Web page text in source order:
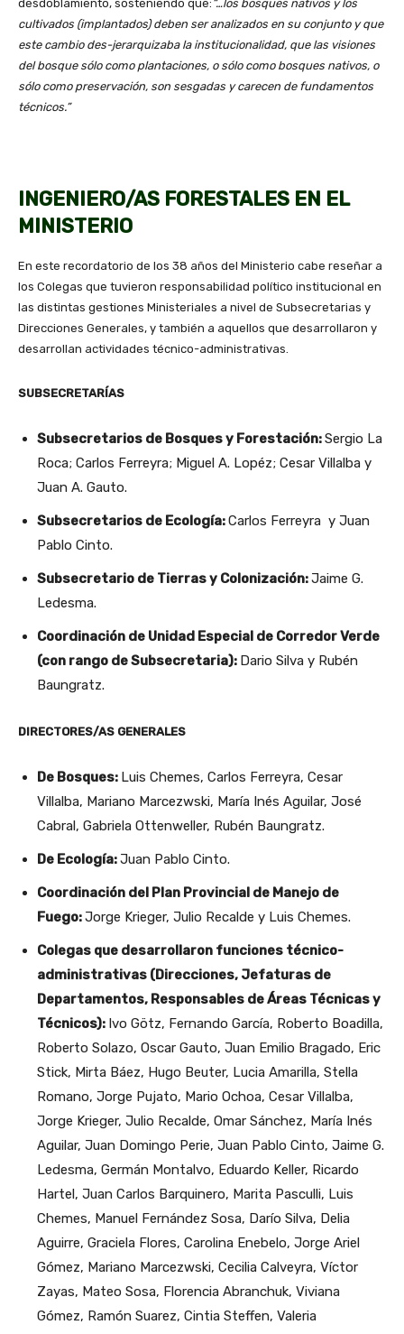
desdoblamiento, sosteniendo que: “…los bosques nativos y los
cultivados (implantados) deben ser analizados en su conjunto y que
este cambio des-jerarquizaba la institucionalidad, que las visiones
del bosque sólo como plantaciones, o sólo como bosques nativos, o
sólo como preservación, son sesgadas y carecen de fundamentos
técnicos.”
INGENIERO/AS FORESTALES EN EL
MINISTERIO
En este recordatorio de los 38 años del Ministerio cabe reseñar a
los Colegas que tuvieron responsabilidad político institucional en
las distintas gestiones Ministeriales a nivel de Subsecretarias y
Direcciones Generales, y también a aquellos que desarrollaron y
desarrollan actividades técnico-administrativas.
SUBSECRETARÍAS
Subsecretarios de Bosques y Forestación:Sergio La
Roca; Carlos Ferreyra; Miguel A. Lopéz; Cesar Villalba y
Juan A. Gauto.
Subsecretarios de Ecología:Carlos Ferreyra y Juan
Pablo Cinto.
Subsecretario de Tierras y Colonización:Jaime G.
Ledesma.
Coordinación de Unidad Especial de Corredor Verde
(con rango de Subsecretaria): Dario Silva y Rubén
Baungratz.
DIRECTORES/AS GENERALES
De Bosques: Luis Chemes, Carlos Ferreyra, Cesar
Villalba, Mariano Marcezwski, María Inés Aguilar, José
Cabral, Gabriela Ottenweller, Rubén Baungratz.
De Ecología:Juan Pablo Cinto.
Coordinación del Plan Provincial de Manejo de
Fuego:Jorge Krieger, Julio Recalde y Luis Chemes.
Colegas que desarrollaron funciones técnico-
administrativas (Direcciones, Jefaturas de
Departamentos, Responsables de Áreas Técnicas y
Técnicos): Ivo Götz, Fernando García, Roberto Boadilla,
Roberto Solazo, Oscar Gauto, Juan Emilio Bragado, Eric
Stick, Mirta Báez, Hugo Beuter, Lucia Amarilla, Stella
Romano, Jorge Pujato, Mario Ochoa, Cesar Villalba,
Jorge Krieger, Julio Recalde, Omar Sánchez, María Inés
Aguilar, Juan Domingo Perie, Juan Pablo Cinto, Jaime G.
Ledesma, Germán Montalvo, Eduardo Keller, Ricardo
Hartel, Juan Carlos Barquinero, Marita Pasculli, Luis
Chemes, Manuel Fernández Sosa, Darío Silva, Delia
Aguirre, Graciela Flores, Carolina Enebelo, Jorge Ariel
Gómez, Mariano Marcezwski, Cecilia Calveyra, Víctor
Zayas, Mateo Sosa, Florencia Abranchuk, Viviana
Gómez, Ramón Suarez, Cintia Steffen, Valeria